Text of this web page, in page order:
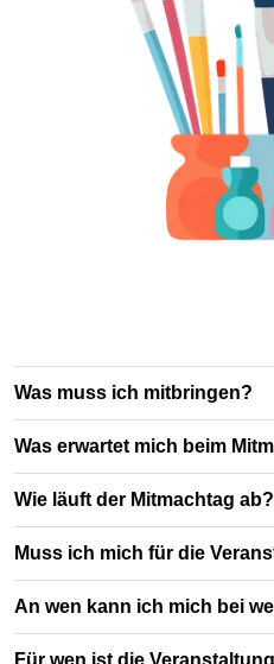
Was muss ich mitbringen?
Was erwartet mich beim
Wie läuft der Mitmachtag ab?
Muss ich mich für die
An wen kann ich mich bei
Für wen ist die